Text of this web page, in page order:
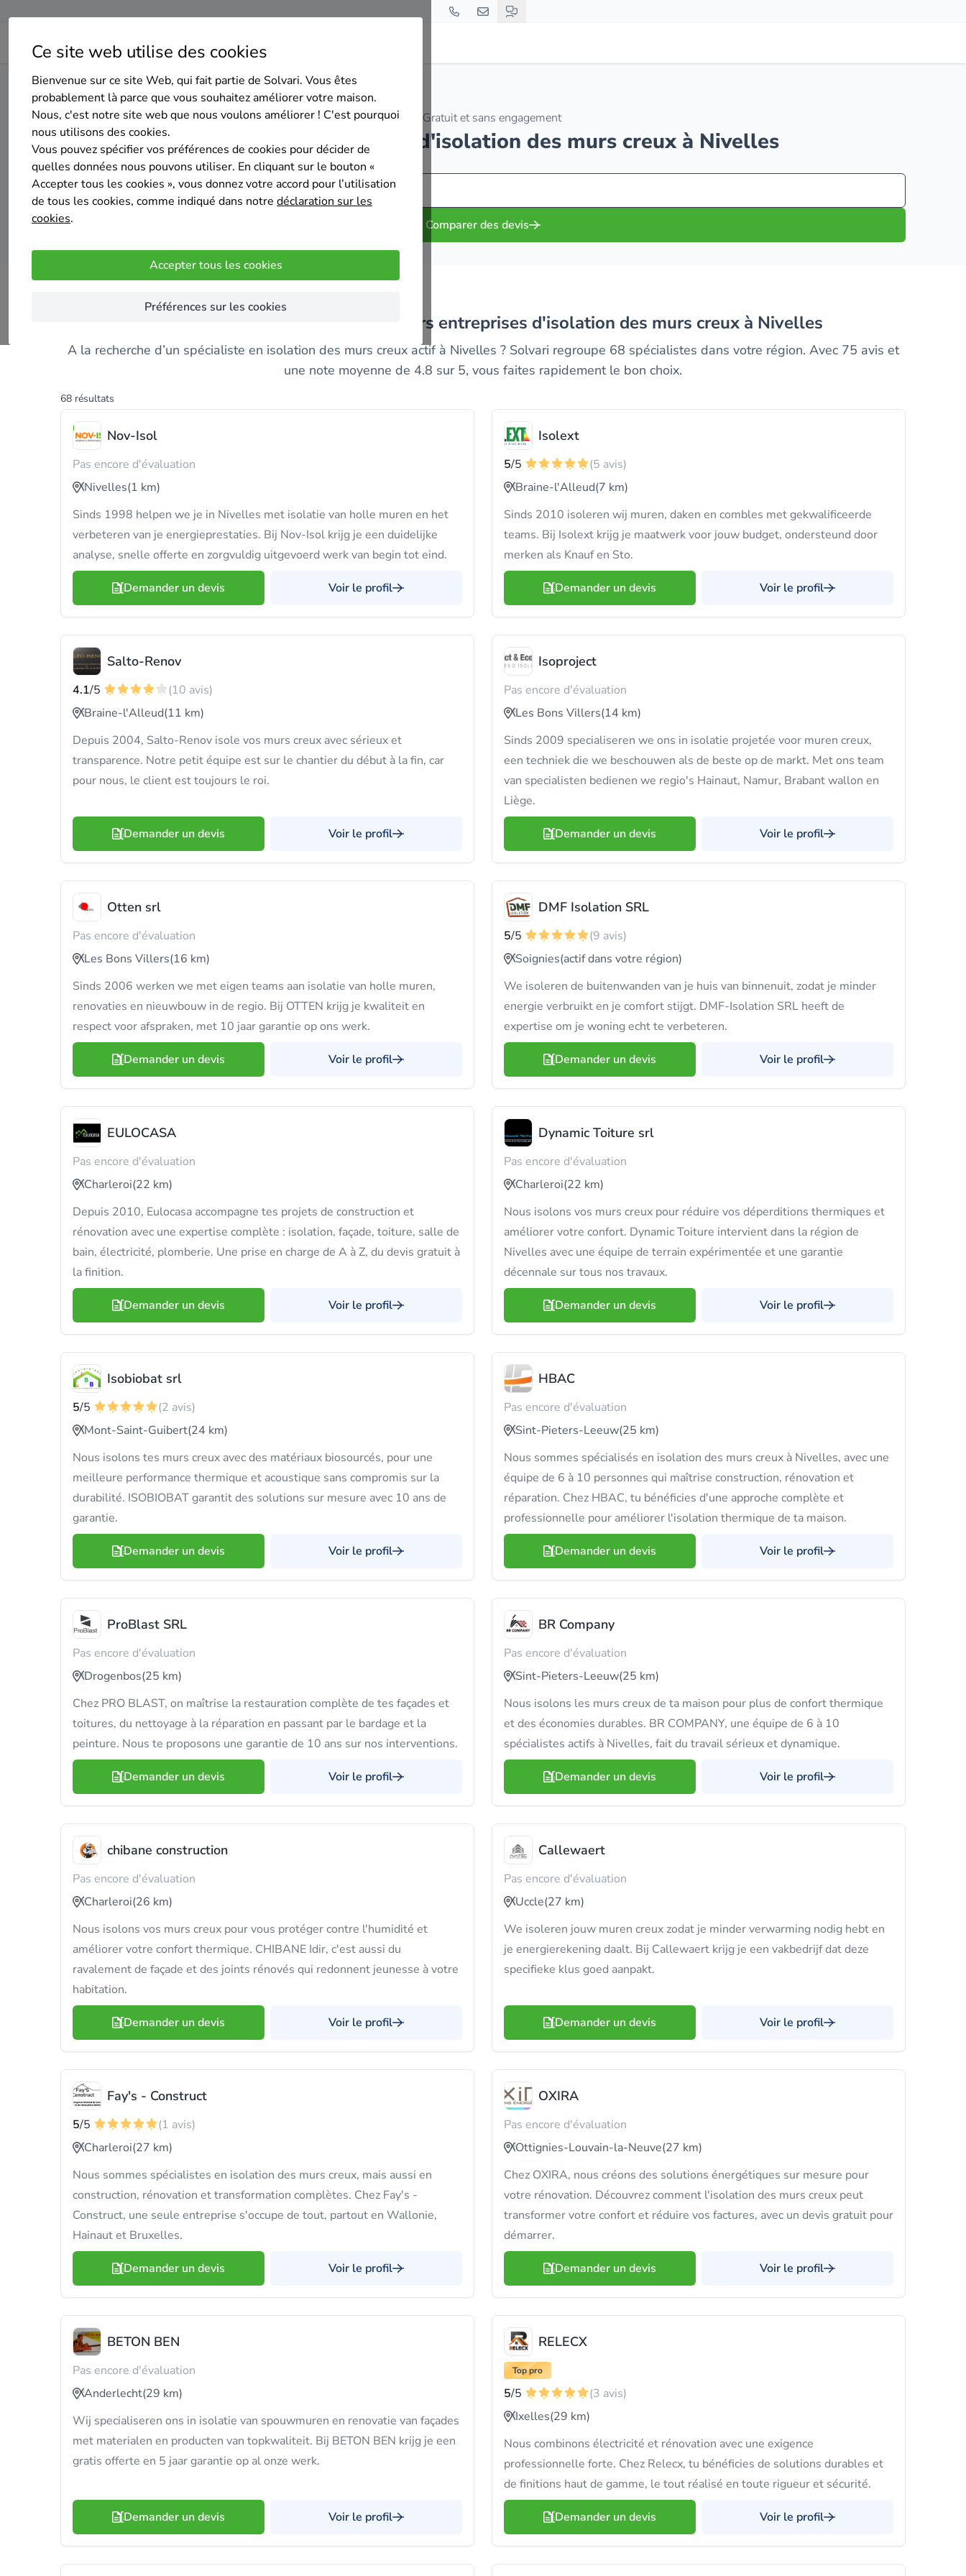
Ce site web utilise des cookies
Bienvenue sur ce site Web, qui fait partie de Solvari. Vous êtes
probablement là parce que vous souhaitez améliorer votre maison.
Nous, c'est notre site web que nous voulons améliorer ! C'est pourquoi
nous utilisons des cookies.
Vous pouvez spécifier vos préférences de cookies pour décider de
quelles données nous pouvons utiliser. En cliquant sur le bouton «
Accepter tous les cookies », vous donnez votre accord pour l’utilisation
de tous les cookies, comme indiqué dans notre déclaration sur les
cookies.
Accepter tous les cookies
Préférences sur les cookies
Home Isolation des murs creux Brabant wallon Nivelles
Gratuit et sans engagement
Top 20 des entreprises d'isolation des murs creux à Nivelles
Comparer des devis
Découvrez et comparez les meilleurs entreprises d'isolation des murs creux à Nivelles
À la recherche d’un spécialiste en isolation des murs creux actif à Nivelles ? Solvari regroupe 68 spécialistes dans votre région. Avec 75 avis et
une note moyenne de 4.8 sur 5, vous faites rapidement le bon choix.
68 résultats
Nov-Isol
Pas encore d'évaluation
Nivelles(1 km)
Sinds 1998 helpen we je in Nivelles met isolatie van holle muren en het
verbeteren van je energieprestaties. Bij Nov-Isol krijg je een duidelijke
analyse, snelle offerte en zorgvuldig uitgevoerd werk van begin tot eind.
Demander un devis Voir le profil
Isolext
5/5
(5 avis)
Braine-l'Alleud(7 km)
Sinds 2010 isoleren wij muren, daken en combles met gekwalificeerde
teams. Bij Isolext krijg je maatwerk voor jouw budget, ondersteund door
merken als Knauf en Sto.
Demander un devis Voir le profil
Salto-Renov
4.1/5
(10 avis)
Braine-l'Alleud(11 km)
Depuis 2004, Salto-Renov isole vos murs creux avec sérieux et
transparence. Notre petit équipe est sur le chantier du début à la fin, car
pour nous, le client est toujours le roi.
Demander un devis Voir le profil
Isoproject
Pas encore d'évaluation
Les Bons Villers(14 km)
Sinds 2009 specialiseren we ons in isolatie projetée voor muren creux,
een techniek die we beschouwen als de beste op de markt. Met ons team
van specialisten bedienen we regio's Hainaut, Namur, Brabant wallon en
Liège.
Demander un devis Voir le profil
Otten srl
Pas encore d'évaluation
Les Bons Villers(16 km)
Sinds 2006 werken we met eigen teams aan isolatie van holle muren,
renovaties en nieuwbouw in de regio. Bij OTTEN krijg je kwaliteit en
respect voor afspraken, met 10 jaar garantie op ons werk.
Demander un devis Voir le profil
DMF Isolation SRL
5/5
(9 avis)
Soignies(actif dans votre région)
We isoleren de buitenwanden van je huis van binnenuit, zodat je minder
energie verbruikt en je comfort stijgt. DMF-Isolation SRL heeft de
expertise om je woning echt te verbeteren.
Demander un devis Voir le profil
EULOCASA
Pas encore d'évaluation
Charleroi(22 km)
Depuis 2010, Eulocasa accompagne tes projets de construction et
rénovation avec une expertise complète : isolation, façade, toiture, salle de
bain, électricité, plomberie. Une prise en charge de A à Z, du devis gratuit à
la finition.
Demander un devis Voir le profil
Dynamic Toiture srl
Pas encore d'évaluation
Charleroi(22 km)
Nous isolons vos murs creux pour réduire vos déperditions thermiques et
améliorer votre confort. Dynamic Toiture intervient dans la région de
Nivelles avec une équipe de terrain expérimentée et une garantie
décennale sur tous nos travaux.
Demander un devis Voir le profil
Isobiobat srl
5/5
(2 avis)
Mont-Saint-Guibert(24 km)
Nous isolons tes murs creux avec des matériaux biosourcés, pour une
meilleure performance thermique et acoustique sans compromis sur la
durabilité. ISOBIOBAT garantit des solutions sur mesure avec 10 ans de
garantie.
Demander un devis Voir le profil
HBAC
Pas encore d'évaluation
Sint-Pieters-Leeuw(25 km)
Nous sommes spécialisés en isolation des murs creux à Nivelles, avec une
équipe de 6 à 10 personnes qui maîtrise construction, rénovation et
réparation. Chez HBAC, tu bénéficies d'une approche complète et
professionnelle pour améliorer l'isolation thermique de ta maison.
Demander un devis Voir le profil
ProBlast SRL
Pas encore d'évaluation
Drogenbos(25 km)
Chez PRO BLAST, on maîtrise la restauration complète de tes façades et
toitures, du nettoyage à la réparation en passant par le bardage et la
peinture. Nous te proposons une garantie de 10 ans sur nos interventions.
Demander un devis Voir le profil
BR Company
Pas encore d'évaluation
Sint-Pieters-Leeuw(25 km)
Nous isolons les murs creux de ta maison pour plus de confort thermique
et des économies durables. BR COMPANY, une équipe de 6 à 10
spécialistes actifs à Nivelles, fait du travail sérieux et dynamique.
Demander un devis Voir le profil
chibane construction
Pas encore d'évaluation
Charleroi(26 km)
Nous isolons vos murs creux pour vous protéger contre l'humidité et
améliorer votre confort thermique. CHIBANE Idir, c'est aussi du
ravalement de façade et des joints rénovés qui redonnent jeunesse à votre
habitation.
Demander un devis Voir le profil
Callewaert
Pas encore d'évaluation
Uccle(27 km)
We isoleren jouw muren creux zodat je minder verwarming nodig hebt en
je energierekening daalt. Bij Callewaert krijg je een vakbedrijf dat deze
specifieke klus goed aanpakt.
Demander un devis Voir le profil
Fay's - Construct
5/5
(1 avis)
Charleroi(27 km)
Nous sommes spécialistes en isolation des murs creux, mais aussi en
construction, rénovation et transformation complètes. Chez Fay's -
Construct, une seule entreprise s'occupe de tout, partout en Wallonie,
Hainaut et Bruxelles.
Demander un devis Voir le profil
OXIRA
Pas encore d'évaluation
Ottignies-Louvain-la-Neuve(27 km)
Chez OXIRA, nous créons des solutions énergétiques sur mesure pour
votre rénovation. Découvrez comment l'isolation des murs creux peut
transformer votre confort et réduire vos factures, avec un devis gratuit pour
démarrer.
Demander un devis Voir le profil
BETON BEN
Pas encore d'évaluation
Anderlecht(29 km)
Wij specialiseren ons in isolatie van spouwmuren en renovatie van façades
met materialen en producten van topkwaliteit. Bij BETON BEN krijg je een
gratis offerte en 5 jaar garantie op al onze werk.
Demander un devis Voir le profil
RELECX
Top pro
5/5
(3 avis)
Ixelles(29 km)
Nous combinons électricité et rénovation avec une exigence
professionnelle forte. Chez Relecx, tu bénéficies de solutions durables et
de finitions haut de gamme, le tout réalisé en toute rigueur et sécurité.
Demander un devis Voir le profil